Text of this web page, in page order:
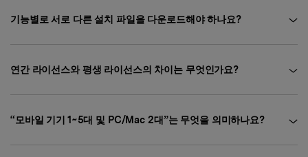
기능별로 서로 다른 설치 파일을 다운로드해야 하나요?
연간 라이선스와 평생 라이선스의 차이는 무엇인가요?
“모바일 기기 1~5대 및 PC/Mac 2대”는 무엇을 의미하나요?